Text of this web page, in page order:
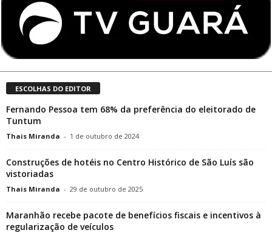
ESCOLHAS DO EDITOR
Fernando Pessoa tem 68% da preferência do eleitorado de
Tuntum
Thais Miranda - 1 de outubro de 2024
Construções de hotéis no Centro Histórico de São Luís são
vistoriadas
Thais Miranda - 29 de outubro de 2025
Maranhão recebe pacote de benefícios fiscais e incentivos à
regularização de veículos